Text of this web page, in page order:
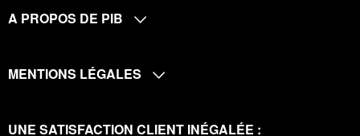
A PROPOS DE PIB
MENTIONS LÉGALES
UNE SATISFACTION CLIENT INÉGALÉE :